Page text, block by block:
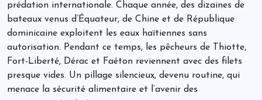
prédation internationale. Chaque année, des dizaines de
bateaux venus d’Équateur, de Chine et de République
dominicaine exploitent les eaux haïtiennes sans
autorisation. Pendant ce temps, les pêcheurs de Thiotte,
Fort-Liberté, Dérac et Faéton reviennent avec des filets
presque vides. Un pillage silencieux, devenu routine, qui
menace la sécurité alimentaire et l’avenir des